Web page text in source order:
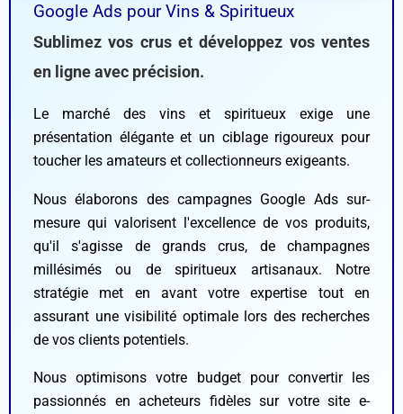
Google Ads pour Vins & Spiritueux
Sublimez vos crus et développez vos ventes
en ligne avec précision.
Le marché des vins et spiritueux exige une
présentation élégante et un ciblage rigoureux pour
toucher les amateurs et collectionneurs exigeants.
Nous élaborons des campagnes Google Ads sur-
mesure qui valorisent l'excellence de vos produits,
qu'il s'agisse de grands crus, de champagnes
millésimés ou de spiritueux artisanaux. Notre
stratégie met en avant votre expertise tout en
assurant une visibilité optimale lors des recherches
de vos clients potentiels.
Nous optimisons votre budget pour convertir les
passionnés en acheteurs fidèles sur votre site e-